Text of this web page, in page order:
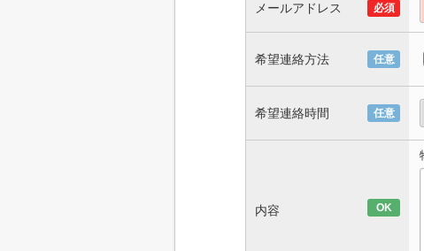
メールアドレス 必須
希望連絡方法 任意
希望連絡時間 任意
内容 OK